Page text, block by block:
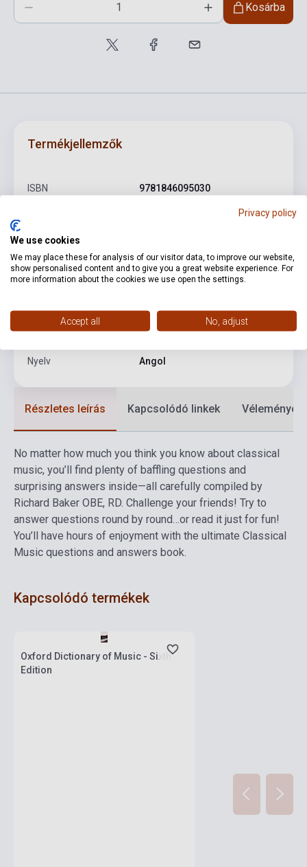
Kosárba
Termékjellemzők
ISBN 9781846095030
Oldalszám
Kötés Keménykötés
Kiadási év 2006
Nyelv Angol
Részletes leírás Kapcsolódó linkek Vélemények
No matter how much you think you know about classical
music, you’ll find plenty of baffling questions and
surprising answers inside—all carefully compiled by
Richard Baker OBE, RD. Challenge your friends! Try to
answer questions round by round…or read it just for fun!
You’ll have hours of enjoyment with the ultimate Classical
Music questions and answers book.
Kapcsolódó termékek
Oxford Dictionary of Music - Sixth
Edition
Privacy policy
We use cookies
We may place these for analysis of our visitor data, to improve our website,
show personalised content and to give you a great website experience. For
more information about the cookies we use open the settings.
Accept all No, adjust